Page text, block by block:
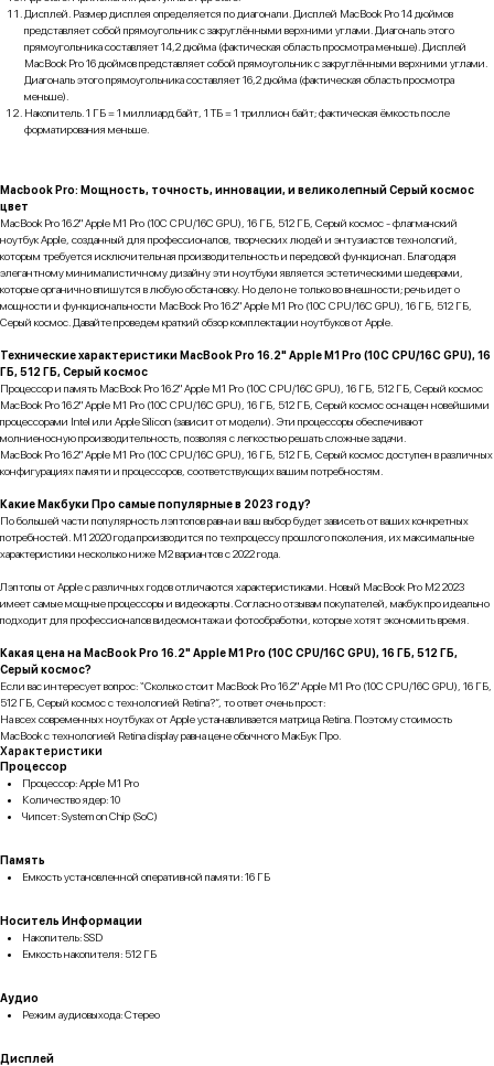
Дисплей. Размер дисплея определяется по диагонали. Дисплей MacBook Pro 14 дюймов
представляет собой прямоугольник с закруглёнными верхними углами. Диагональ этого
прямоугольника составляет 14,2 дюйма (фактическая область просмотра меньше). Дисплей
MacBook Pro 16 дюймов представляет собой прямоугольник с закруглёнными верхними углами.
Диагональ этого прямоугольника составляет 16,2 дюйма (фактическая область просмотра
меньше).
Накопитель. 1 ГБ = 1 миллиард байт, 1 ТБ = 1 триллион байт; фактическая ёмкость после
форматирования меньше.
Macbook Pro: Мощность, точность, инновации, и великолепный Серый космос
цвет
MacBook Pro 16.2" Apple M1 Pro (10C CPU/16C GPU), 16 ГБ, 512 ГБ, Серый космос - флагманский
ноутбук Apple, созданный для профессионалов, творческих людей и энтузиастов технологий,
которым требуется исключительная производительность и передовой функционал. Благодаря
элегантному минималистичному дизайну эти ноутбуки является эстетическими шедеврами,
которые органично впишутся в любую обстановку. Но дело не только во внешности; речь идет о
мощности и функциональности MacBook Pro 16.2" Apple M1 Pro (10C CPU/16C GPU), 16 ГБ, 512 ГБ,
Серый космос. Давайте проведем краткий обзор комплектации ноутбуков от Apple.
Технические характеристики MacBook Pro 16.2" Apple M1 Pro (10C CPU/16C GPU), 16
ГБ, 512 ГБ, Серый космос
Процессор и память MacBook Pro 16.2" Apple M1 Pro (10C CPU/16C GPU), 16 ГБ, 512 ГБ, Серый космос
MacBook Pro 16.2" Apple M1 Pro (10C CPU/16C GPU), 16 ГБ, 512 ГБ, Серый космос оснащен новейшими
процессорами Intel или Apple Silicon (зависит от модели). Эти процессоры обеспечивают
молниеносную производительность, позволяя с легкостью решать сложные задачи.
MacBook Pro 16.2" Apple M1 Pro (10C CPU/16C GPU), 16 ГБ, 512 ГБ, Серый космос доступен в различных
конфигурациях памяти и процессоров, соответствующих вашим потребностям.
Какие Макбуки Про самые популярные в 2023 году?
По большей части популярность лэптопов равна и ваш выбор будет зависеть от ваших конкретных
потребностей. M1 2020 года производится по техпроцессу прошлого поколения, их максимальные
характеристики несколько ниже M2 вариантов с 2022 года.
Лэптопы от Apple с различных годов отличаются характеристиками. Новый MacBook Pro M2 2023
имеет самые мощные процессоры и видеокарты. Согласно отзывам покупателей, макбук про идеально
подходит для профессионалов видеомонтажа и фотообработки, которые хотят экономить время.
Какая цена на MacBook Pro 16.2" Apple M1 Pro (10C CPU/16C GPU), 16 ГБ, 512 ГБ,
Серый космос?
Если вас интересует вопрос: “Сколько стоит MacBook Pro 16.2" Apple M1 Pro (10C CPU/16C GPU), 16 ГБ,
512 ГБ, Серый космос с технологией Retina?”, то ответ очень прост:
На всех современных ноутбуках от Apple устанавливается матрица Retina. Поэтому стоимость
MacBook с технологией Retina display равна цене обычного МакБук Про.
Характеристики
Процессор
Процессор: Apple M1 Pro
Количество ядер: 10
Чипсет: System on Chip (SoC)
Память
Емкость установленной оперативной памяти: 16 ГБ
Носитель Информации
Накопитель: SSD
Емкость накопителя: 512 ГБ
Аудио
Режим аудиовыхода: Стерео
Дисплей